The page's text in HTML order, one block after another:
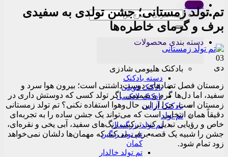
Menu
جستجو
برای:
دسته بندی محصولات
بادکنک هلیومی شادزی
دسته بادکنک
بادکنک فویلی
بادکنک لاتکسی
بادکنک آرایی
تم تولد
تم تولد بزرگسال
تم تولد رنگین
کمان
تم تولد خالدار
تم تولد زمستانی؛ جشن تولدی به سفیدی
برف و گرمای خاطره‌ها
03
دی
زمستان فصل تضادهای دوست‌داشتنی است؛ بیرون هوا سرد و
سفید، اما دل‌ها گرم و صمیمی. اگر تولد کسی که دوستش داری در
زمستان است، چرا از این حال‌وهوا استفاده نکنی؟ تم تولد زمستانی
دقیقاً همان انتخابی است که می‌تواند یک جشن ساده را به تجربه‌ای
خاص و رؤیایی تبدیل کند. ترکیب رنگ‌های سفید، آبی یخی و نقره‌ای،
جشن را شبیه یک قصه برفی می‌کند که مهمان‌ها دلشان نمی‌خواهد
زود تمام شود.